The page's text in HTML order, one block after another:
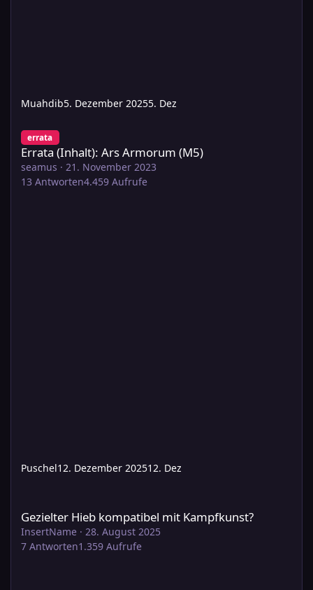
Muahdib5. Dezember 20255. Dez
errata
Errata (Inhalt): Ars Armorum (M5)
seamus · 21. November 2023
13 Antworten4.459 Aufrufe
Puschel12. Dezember 202512. Dez
Gezielter Hieb kompatibel mit Kampfkunst?
InsertName · 28. August 2025
7 Antworten1.359 Aufrufe